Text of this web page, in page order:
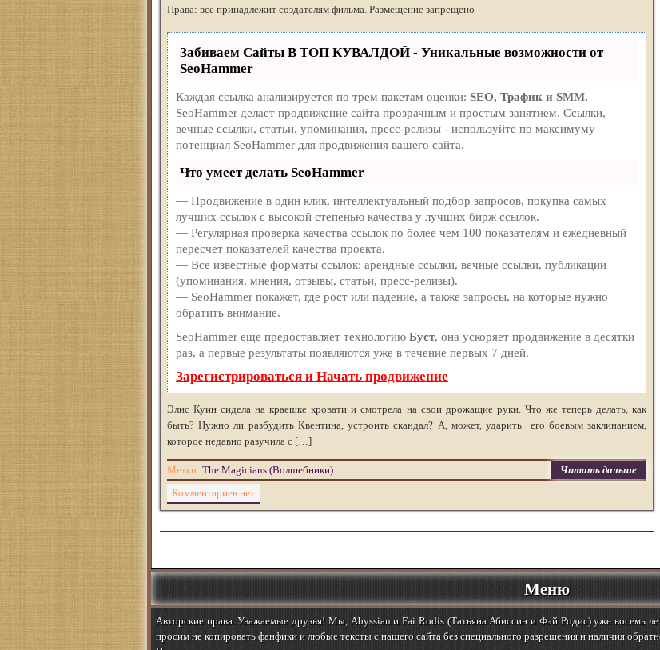
Права: все принадлежит создателям фильма. Размещение запрещено
Забиваем Сайты В ТОП КУВАЛДОЙ - Уникальные возможности от
SeoHammer
Каждая ссылка анализируется по трем пакетам оценки: SEO, Трафик и SMM.
SeoHammer делает продвижение сайта прозрачным и простым занятием. Ссылки,
вечные ссылки, статьи, упоминания, пресс-релизы - используйте по максимуму
потенциал SeoHammer для продвижения вашего сайта.
Что умеет делать SeoHammer
— Продвижение в один клик, интеллектуальный подбор запросов, покупка самых
лучших ссылок с высокой степенью качества у лучших бирж ссылок.
— Регулярная проверка качества ссылок по более чем 100 показателям и ежедневный
пересчет показателей качества проекта.
— Все известные форматы ссылок: арендные ссылки, вечные ссылки, публикации
(упоминания, мнения, отзывы, статьи, пресс-релизы).
— SeoHammer покажет, где рост или падение, а также запросы, на которые нужно
обратить внимание.
SeoHammer еще предоставляет технологию Буст, она ускоряет продвижение в десятки
раз, а первые результаты появляются уже в течение первых 7 дней.
Зарегистрироваться и Начать продвижение
Элис Куин сидела на краешке кровати и смотрела на свои дрожащие руки. Что же теперь делать, как
быть? Нужно ли разбудить Квентина, устроить скандал? А, может, ударить его боевым заклинанием,
которое недавно разучила с […]
Читать дальше
Метки: The Magicians (Волшебники)
Комментариев нет
Меню
Авторские права. Уважаемые друзья! Мы, Abyssian и Fai Rodis (Татьяна Абиссин и Фэй Родис) уже восемь
просим не копировать фанфики и любые тексты с нашего сайта без специального разрешения и наличия